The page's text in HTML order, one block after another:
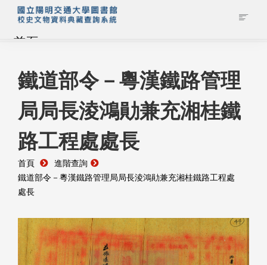
首頁
藏品查詢
校史館簡介
藏品清單全覽
資料調閱申請
鐵道部令－粵漢鐵路管理
局局長淩鴻勛兼充湘桂鐵
路工程處處長
首頁
進階查詢
鐵道部令－粵漢鐵路管理局局長淩鴻勛兼充湘桂鐵路工程處
處長